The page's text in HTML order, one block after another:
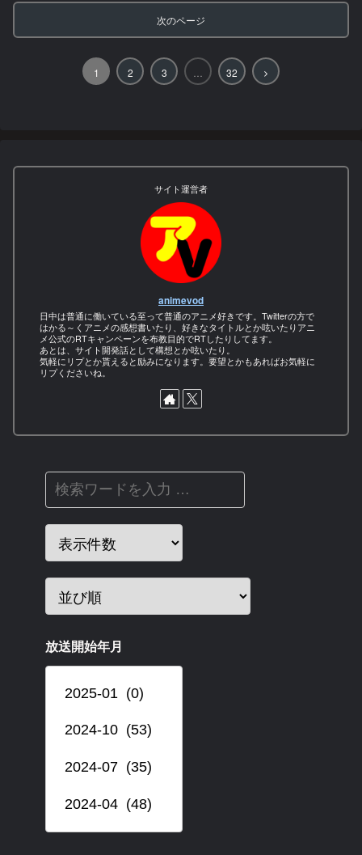
次のページ
1 2 3 32
次
サイト運営者
animevod
日中は普通に働いている至って普通のアニメ好きです。Twitterの方で
はかる～くアニメの感想書いたり、好きなタイトルとか呟いたりアニ
メ公式のRTキャンペーンを布教目的でRTしたりしてます。
あとは、サイト開発話として構想とか呟いたり。
気軽にリプとか貰えると励みになります。要望とかもあればお気軽に
リプくださいね。
放送開始年月